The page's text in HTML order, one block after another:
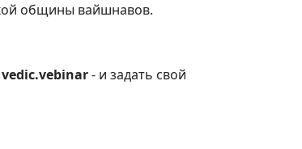
общины вайшнавов.
- и задать свой